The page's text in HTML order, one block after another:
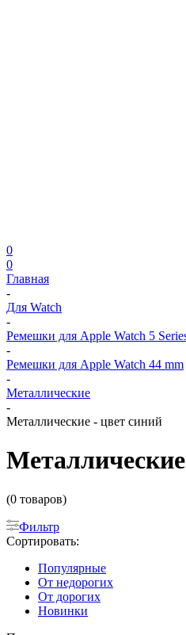
0
0
Главная
-
Для Watch
-
Ремешки для Apple Watch 5
-
Ремешки для Apple Watch 44 mm
-
Металлические
-
Металлические - цвет синий
(0 товаров)
Фильтр
Сортировать:
Популярные
От недорогих
От дорогих
Новинки